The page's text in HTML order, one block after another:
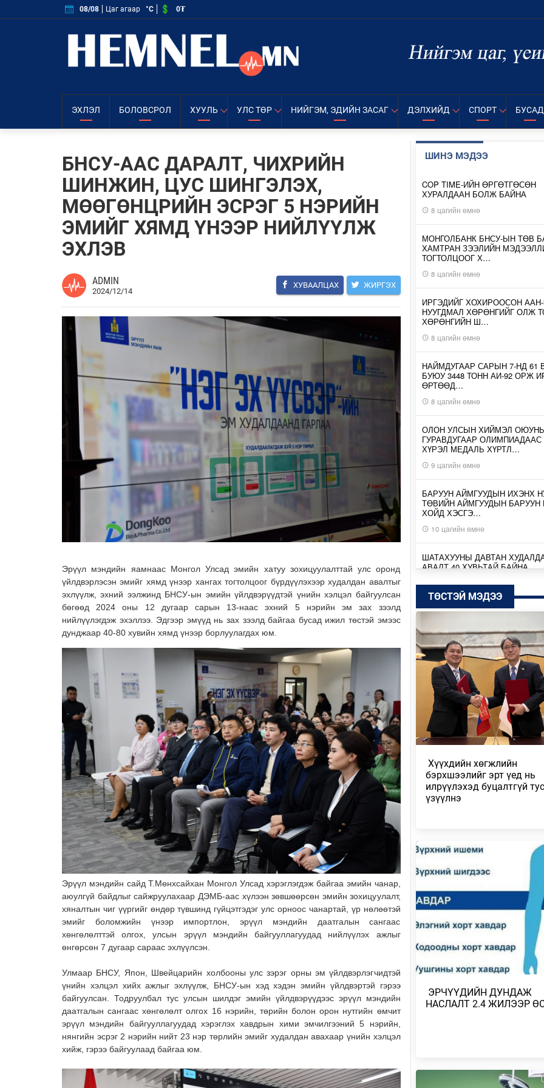
08/08 Цаг агаар °C 0₮
ЭХЛЭЛ БОЛОВСРОЛ ХУУЛЬ УЛС ТӨР НИЙГЭМ, ЭДИЙН ЗАСАГ ДЭЛХИЙД СПОРТ БУСАД
БНСУ-ААС ДАРАЛТ, ЧИХРИЙН
ШИНЖИН, ЦУС ШИНГЭЛЭХ,
МӨӨГӨНЦРИЙН ЭСРЭГ 5 НЭРИЙН
ЭМИЙГ ХЯМД ҮНЭЭР НИЙЛҮҮЛЖ
ЭХЛЭВ
ADMIN
2024/12/14
ХУВААЛЦАХ ЖИРГЭХ
Эрүүл мэндийн яамнаас Монгол Улсад эмийн хатуу зохицуулалттай улс оронд
үйлдвэрлэсэн эмийг хямд үнээр хангах тогтолцоог бүрдүүлэхээр худалдан авалтыг
эхлүүлж, эхний ээлжинд БНСУ-ын эмийн үйлдвэрүүдтэй үнийн хэлцэл байгуулсан
бөгөөд 2024 оны 12 дугаар сарын 13-наас эхний 5 нэрийн эм зах зээлд
нийлүүлэгдэж эхэллээ. Эдгээр эмүүд нь зах зээлд байгаа бусад ижил төстэй эмээс
дунджаар 40-80 хувийн хямд үнээр борлуулагдах юм
Эрүүл мэндийн сайд Т.Мөнхсайхан Монгол Улсад хэрэглэгдэж байгаа эмийн чанар,
аюулгүй байдлыг сайжруулахаар ДЭМБ-аас хүлээн зөвшөөрсөн эмийн зохицуулалт,
хяналтын чиг үүргийг өндөр түвшинд гүйцэтгэдэг улс орноос чанартай, үр нөлөөтэй
эмийг боломжийн үнээр импортлон, эрүүл мэндийн даатгалын сангаас
хөнгөлөлттэй олгох, улсын эрүүл мэндийн байгууллагуудад нийлүүлэх ажлыг
өнгөрсөн 7 дугаар сараас эхлүүлсэн.
Улмаар БНСУ, Япон, Швейцарийн холбооны улс зэрэг орны эм үйлдвэрлэгчидтэй
үнийн хэлцэл хийх ажлыг эхлүүлж, БНСУ-ын хэд хэдэн эмийн үйлдвэртэй гэрээ
байгуулсан. Тодруулбал тус улсын шилдэг эмийн үйлдвэрүүдээс эрүүл мэндийн
даатгалын сангаас хөнгөлөлт олгох 16 нэрийн, төрийн болон орон нутгийн өмчит
эрүүл мэндийн байгууллагуудад хэрэглэх хавдрын хими эмчилгээний 5 нэрийн,
нянгийн эсрэг 2 нэрийн нийт 23 нэр төрлийн эмийг худалдан авахаар үнийн хэлцэл
хийж, гэрээ байгуулаад байгаа юм.
ШИНЭ МЭДЭЭ
COP TIME-ИЙН ӨРГӨТГӨСӨН
ХУРАЛДААН БОЛЖ БАЙНА
8 цагийн өмнө
МОНГОЛБАНК БНСУ-ЫН ТӨВ
ХАМТРАН ЗЭЭЛИЙН
ТОГТОЛЦООГ Х…
8 цагийн өмнө
ИРГЭДИЙГ ХОХИРООСОН
НУУГДМАЛ ХӨРӨНГИЙГ ОЛЖ
ХӨРӨНГИЙН Ш…
8 цагийн өмнө
НАЙМДУГААР САРЫН 7-НД 61
БУЮУ 3448 ТОНН АИ-92 ОРЖ
ӨРТӨӨД…
8 цагийн өмнө
ОЛОН УЛСЫН ХИЙМЭЛ
ГУРАВДУГААР
ХҮРЭЛ МЕДАЛЬ ХҮРТЛ…
9 цагийн өмнө
БАРУУН АЙМГУУДЫН ИХЭНХ
ТӨВИЙН АЙМГУУДЫН БАРУУН
ХОЙД ХЭСГЭ…
10 цагийн өмнө
ШАТАХУУНЫ ДАВТАН
АВАЛТ 40 ХУВЬТАЙ БАЙНА
Өчигдөр
SENZU+S1MPLE НИЙЛЭЭД
Өчигдөр
БАТБААТАРЫН ХУЛАН ЖЮҮ
ДЭЛХИЙН АВАРГА БОЛЖ, ТҮҮХ
БҮТЭЭЛЭЭ
Өчигдөр
ТӨСВИЙН БАЙНГЫН ХОРОО 67
АСУУДАЛ ХЭЛЭЛЦЭЖ,
ТӨСВИЙН ТАЛААРХ …
Өчигдөр
МОНГОЛБАНК КОЙН ИНВЕСТ
КОМПАНИТАЙ ДУРСГАЛЫН
МИАТ ТӨХК БОИНГ
ХАМТЫН АЖИЛЛАГААГАА
ӨРГӨЖҮҮЛНЭ
Өчигдөр
МОНГОЛ-АЛТАЙ, ХӨВСГӨЛИЙН
УУЛАРХАГ НУТАГ, УВС НУУРЫН
МОНГОЛ-АЛТАЙ, ХӨВСГӨЛИЙН
УУЛАРХАГ НУТАГ, ДОРНОД-
ДАРЬГАНГЫН ТАЛ НУТГААР…
ВОЛЕЙБОЛЫН АВАРГА Ш…
ТӨСТЭЙ МЭДЭЭ
​ Хүүхдийн хөгжлийн
бэрхшээлийг эрт үед нь
илрүүлэхэд буцалтгүй
үзүүлнэ
​ ЭРЧҮҮДИЙН ДУНДАЖ
НАСЛАЛТ 2.4 ЖИЛЭЭР